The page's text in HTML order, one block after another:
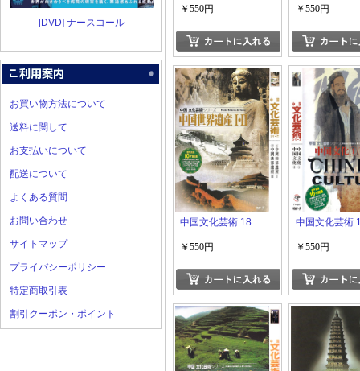
[DVD] ナースコール
お買い物方法について
送料に関して
お支払いについて
配送について
よくある質問
お問い合わせ
サイトマップ
プライバシーポリシー
特定商取引表
割引クーポン・ポイント
￥550円 ￥550円
中国文化芸術 18
￥550円
中国文化芸術
￥550円